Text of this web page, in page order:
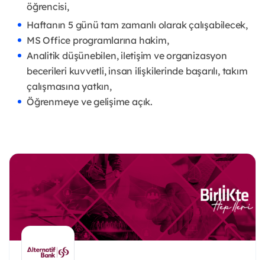
öğrencisi,
Haftanın 5 günü tam zamanlı olarak çalışabilecek,
MS Office programlarına hakim,
Analitik düşünebilen, iletişim ve organizasyon
becerileri kuvvetli, insan ilişkilerinde başarılı, takım
çalışmasına yatkın,
Öğrenmeye ve gelişime açık.